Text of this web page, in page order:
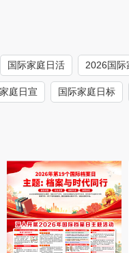
国际家庭日活 2026国际
庭日宣 国际家庭日标